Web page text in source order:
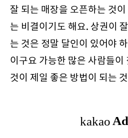
잘 되는 매장을 오픈하는 것
는 비결이기도 해요. 상권이
는 것은 정말 달인이 있어야
이구요 가능한 많은 사람들이
것이 제일 좋은 방법이 되는